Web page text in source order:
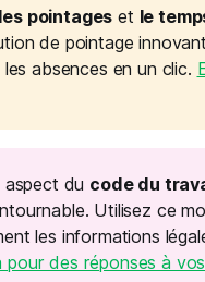
les pointages et le
de pointage
absences en un clic.
aspect du code du
Utilisez ce
les informations
pour des réponses à